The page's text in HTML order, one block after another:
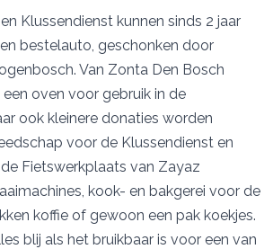
Klussendienst kunnen sinds 2 jaar
bestelauto, geschonken door
Van Zonta Den Bosch
oven voor gebruik in de
ook kleinere donaties worden
voor de Klussendienst en
Fietswerkplaats van Zayaz
kook- en bakgerei voor de
koffie of gewoon een pak koekjes.
blij als het bruikbaar is voor een van